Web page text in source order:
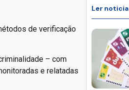
de verificação
– com
e relatadas
Ler noticia